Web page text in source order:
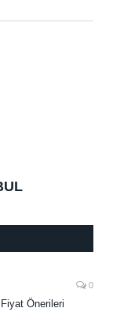
0
Önerileri